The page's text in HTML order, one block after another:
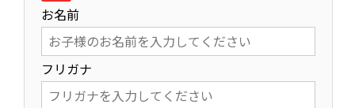
お名前
フリガナ